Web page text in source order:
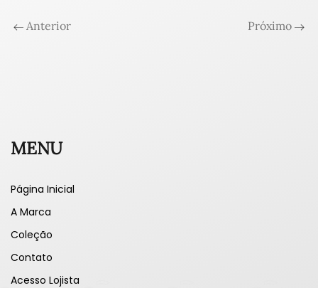
Anterior Próximo
MENU
Página Inicial
A Marca
Coleção
Contato
Acesso Lojista